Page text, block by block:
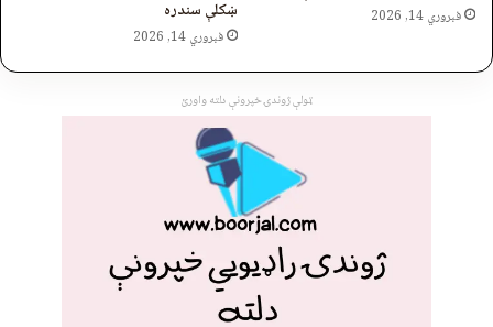
فبروري 14, 2026 ښکلې سندره
فبروري 14, 2026
ټولې ژوندۍ خپرونې دلته واورئ